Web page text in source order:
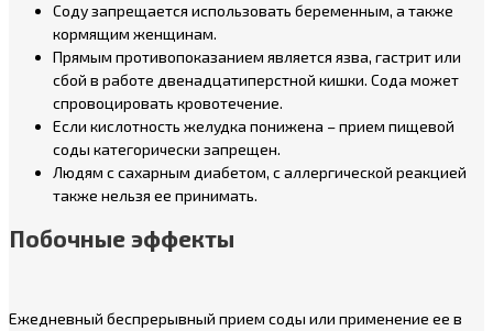
Соду запрещается использовать беременным, а также
кормящим женщинам.
Прямым противопоказанием является язва, гастрит или
сбой в работе двенадцатиперстной кишки. Сода может
спровоцировать кровотечение.
Если кислотность желудка понижена – прием пищевой
соды категорически запрещен.
Людям с сахарным диабетом, с аллергической реакцией
также нельзя ее принимать.
Побочные эффекты
Ежедневный беспрерывный прием соды или применение ее в